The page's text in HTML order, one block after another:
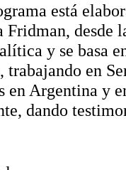
está
Fridman, desde
y se basa
trabajando en
en Argentina y
dando